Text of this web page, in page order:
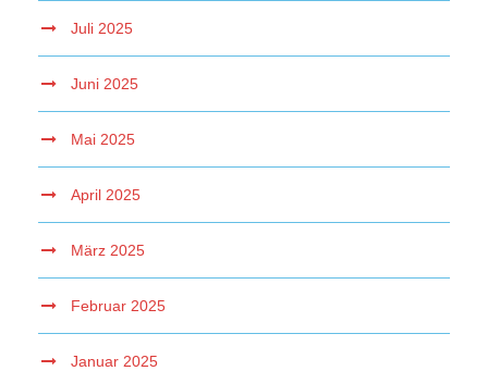
Juli 2025
Juni 2025
Mai 2025
April 2025
März 2025
Februar 2025
Januar 2025